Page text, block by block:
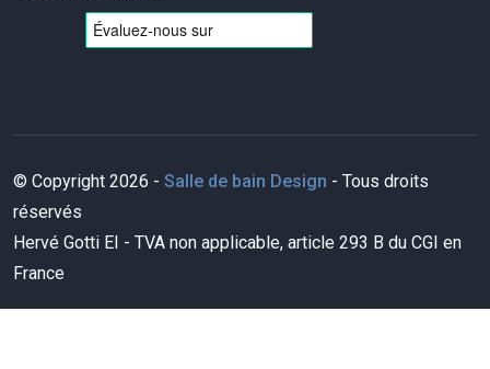
© Copyright 2026 - Salle de bain Design - Tous droits
réservés
Hervé Gotti EI - TVA non applicable, article 293 B du CGI en
France